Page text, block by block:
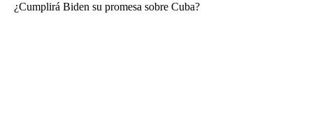
¿Cumplirá Biden su promesa sobre Cuba?